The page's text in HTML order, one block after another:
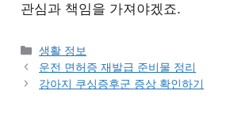
관심과 책임을 가져야겠죠.
카
테
고
생활 정보
운전 면허증 재발급 준비물 정리
강아지 쿠싱증후군 증상 확인하기